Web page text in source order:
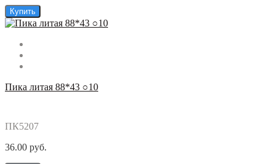
Купить
Пика литая 88*43 ○10
ПК5207
36.00 руб.